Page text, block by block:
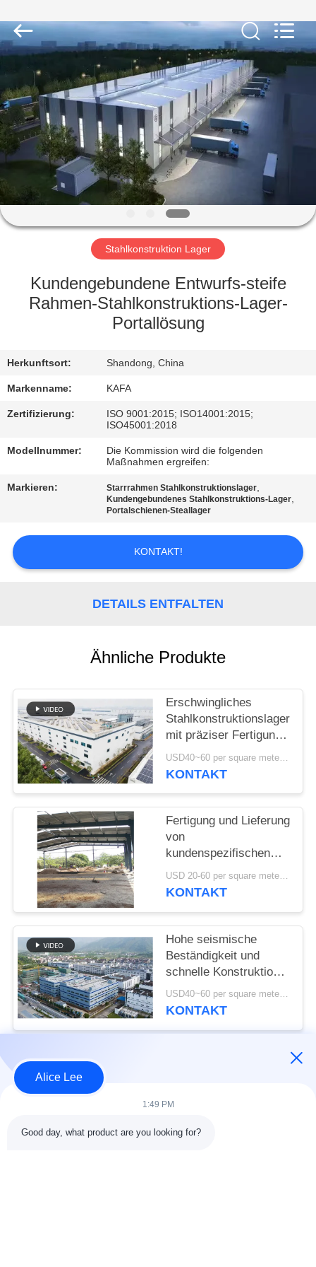
ZU
HAUSE
PRODUKTE
VIDEOS
VR
ÜBER
WERKSBESICHTIGUNG
QUALITÄTSKONTROLLE
KONTAKT
NEUIGKEITEN
FÄLLE
Ltd..
Rights
Reserved.
Stahlkonstruktion Lager
Kundengebundene Entwurfs-steife
Rahmen-Stahlkonstruktions-Lager-
Portallösung
Herkunftsort: Shandong, China
Markenname: KAFA
Zertifizierung:
ISO 9001:2015; ISO14001:2015;
ISO45001:2018
Modellnummer:
Die Kommission wird die folgenden
Maßnahmen ergreifen:
Markieren: Starrrahmen Stahlkonstruktionslager,
Kundengebundenes Stahlkonstruktions-Lager,
Portalschienen-Steallager
KONTAKT!
DETAILS ENTFALTEN
Ähnliche Produkte
Erschwingliches
Stahlkonstruktionslager
mit präziser Fertigung
und einer einzigen
Lieferlösung
USD40~60 per square meter MOQ:1000 sqm
KONTAKT
Fertigung und Lieferung
von
kundenspezifischen
Stahlbauhallen in Benin
USD 20-60 per square meter MOQ:1000 Quadratmeter
KONTAKT
Hohe seismische
Beständigkeit und
schnelle Konstruktion
mit langlebiger
Stahlkonstruktion
USD40~60 per square meter MOQ:1000 Quadratmeter
KONTAKT
Beliebte Kategorien
Stahlkonstruktionsbau
Werkstatt
Alice Lee
1:49 PM
Good day, what product are you looking for?